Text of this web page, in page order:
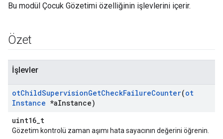
Bu modül Çocuk Gözetimi özelliğinin işlevlerini içerir.
Özet
İşlevler
otChildSupervisionGetCheckFailureCounter(ot
Instance *aInstance)
uint16_t
Gözetim kontrolü zaman aşımı hata sayacının değerini öğrenin.